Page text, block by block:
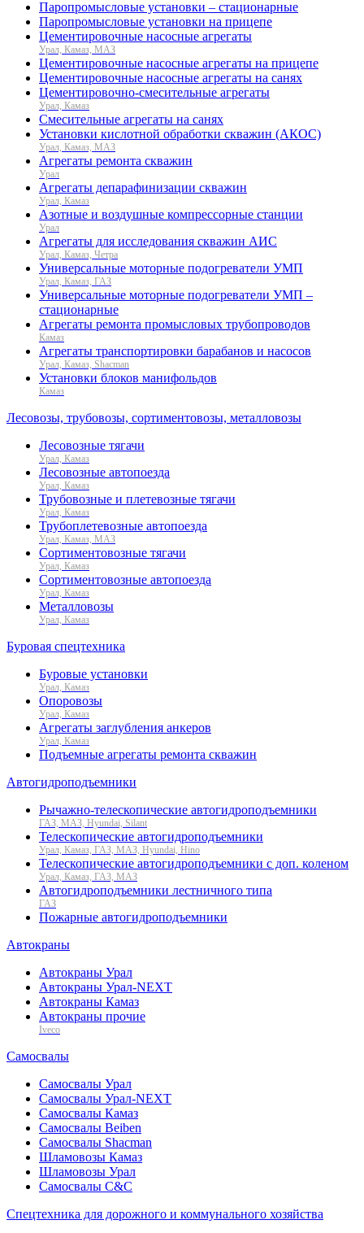
Паропромысловые установки – стационарные
Паропромысловые установки на прицепе
Цементировочные насосные агрегаты
Урал, Камаз, МАЗ
Цементировочные насосные агрегаты на прицепе
Цементировочные насосные агрегаты на санях
Цементировочно-смесительные агрегаты
Урал, Камаз
Смесительные агрегаты на санях
Установки кислотной обработки скважин (АКОС)
Урал, Камаз, МАЗ
Агрегаты ремонта скважин
Урал
Агрегаты депарафинизации скважин
Урал, Камаз
Азотные и воздушные компрессорные станции
Урал
Агрегаты для исследования скважин АИС
Урал, Камаз, Четра
Универсальные моторные подогреватели УМП
Урал, Камаз, ГАЗ
Универсальные моторные подогреватели УМП –
стационарные
Агрегаты ремонта промысловых трубопроводов
Камаз
Агрегаты транспортировки барабанов и насосов
Урал, Камаз, Shacman
Установки блоков манифольдов
Камаз
Лесовозы, трубовозы, сортиментовозы, металловозы
Лесовозные тягачи
Урал, Камаз
Лесовозные автопоезда
Урал, Камаз
Трубовозные и плетевозные тягачи
Урал, Камаз
Трубоплетевозные автопоезда
Урал, Камаз, МАЗ
Сортиментовозные тягачи
Урал, Камаз
Сортиментовозные автопоезда
Урал, Камаз
Металловозы
Урал, Камаз
Буровая спецтехника
Буровые установки
Урал, Камаз
Опоровозы
Урал, Камаз
Агрегаты заглубления анкеров
Урал, Камаз
Подъемные агрегаты ремонта скважин
Автогидроподъемники
Рычажно-телескопические автогидроподъемники
ГАЗ, МАЗ, Hyundai, Silant
Телескопические автогидроподъемники
Урал, Камаз, ГАЗ, МАЗ, Hyundai, Hino
Телескопические автогидроподъемники с доп. коленом
Урал, Камаз, ГАЗ, МАЗ
Автогидроподъемники лестничного типа
ГАЗ
Пожарные автогидроподъемники
Автокраны
Автокраны Урал
Автокраны Урал-NEXT
Автокраны Камаз
Автокраны прочие
Iveco
Самосвалы
Самосвалы Урал
Самосвалы Урал-NEXT
Самосвалы Камаз
Самосвалы Beiben
Самосвалы Shacman
Шламовозы Камаз
Шламовозы Урал
Самосвалы C&C
Спецтехника для дорожного и коммунального хозяйства